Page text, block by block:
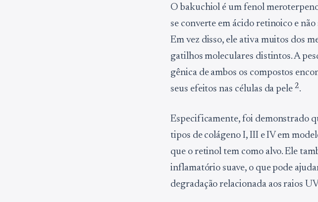
O bakuchiol é um fenol
se converte em ácido retinoico e
Em vez disso, ele ativa muitos dos
gatilhos moleculares distintos. A
gênica de ambos os compostos
seus efeitos nas células da pele2.
Especificamente, foi demonstrado
tipos de colágeno I, III e IV em
que o retinol tem como alvo. Ele
inflamatório suave, o que pode
degradação relacionada aos raios